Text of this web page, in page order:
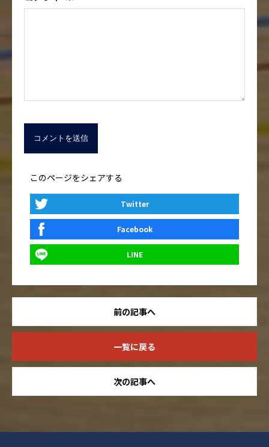
このページをシェアする
Twitter
Facebook
LINE
前の記事へ
一覧に戻る
次の記事へ